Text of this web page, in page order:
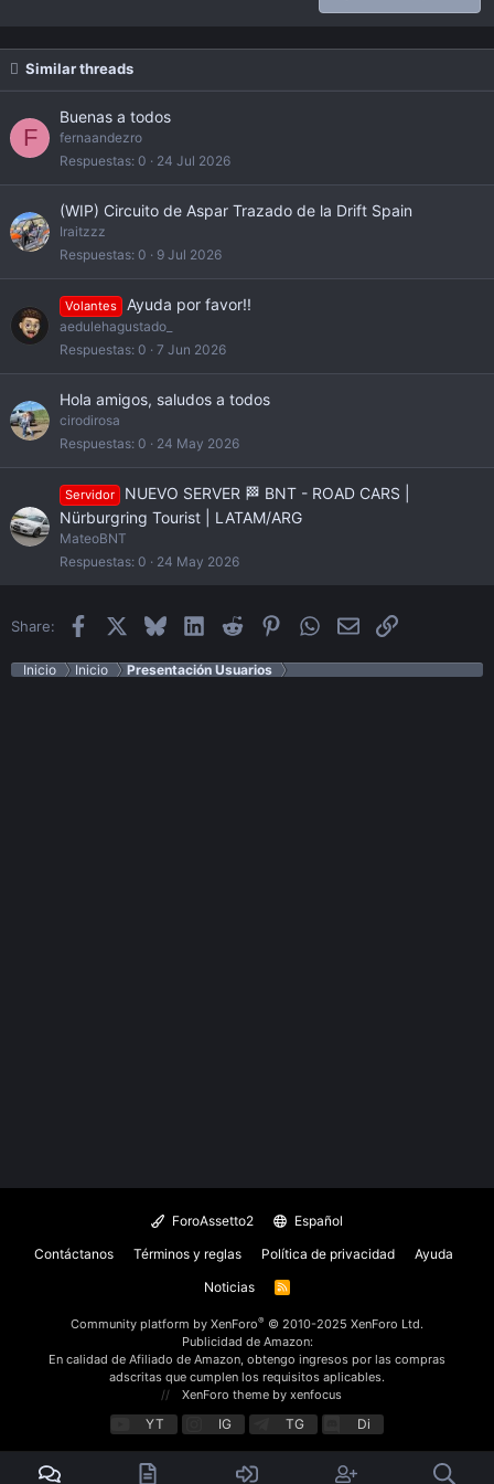
Similar threads
F
Buenas a todos
fernaandezro
Respuestas 0 24 Jul 2026
(WIP) Circuito de Aspar Trazado de la Drift Spain
Iraitzzz
Respuestas 0 9 Jul 2026
Volantes Ayuda por favor!!
aedulehagustado_
Respuestas 0 7 Jun 2026
Hola amigos, saludos a todos
cirodirosa
Respuestas 0 24 May 2026
Servidor
NUEVO SERVER 🏁 BNT - ROAD CARS |
Nürburgring Tourist | LATAM/ARG
MateoBNT
Respuestas 0 24 May 2026
Share: Facebook BlueskyLinkedInReddit PinterestWhatsApp
EmailEnlace
Inicio Inicio Presentación Usuarios
ForoAssetto2
Español
Contáctanos
Términos y reglas Política de privacidad
Ayuda
Noticias
R
Community platform by XenForo® © 2010-2025 XenForo Ltd.
Publicidad de Amazon:
En calidad de Afiliado de Amazon, obtengo ingresos por las compras
adscritas que cumplen los requisitos aplicables.
XenForo theme by xenfocus
YT IG TG Di